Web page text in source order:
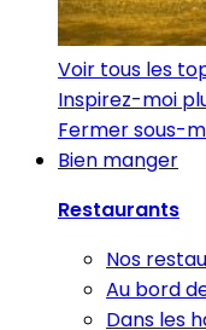
Voir tous les
Inspirez-moi
Fermer sous-
Bien manger
Restaurants
Nos
Au bord
Dans les